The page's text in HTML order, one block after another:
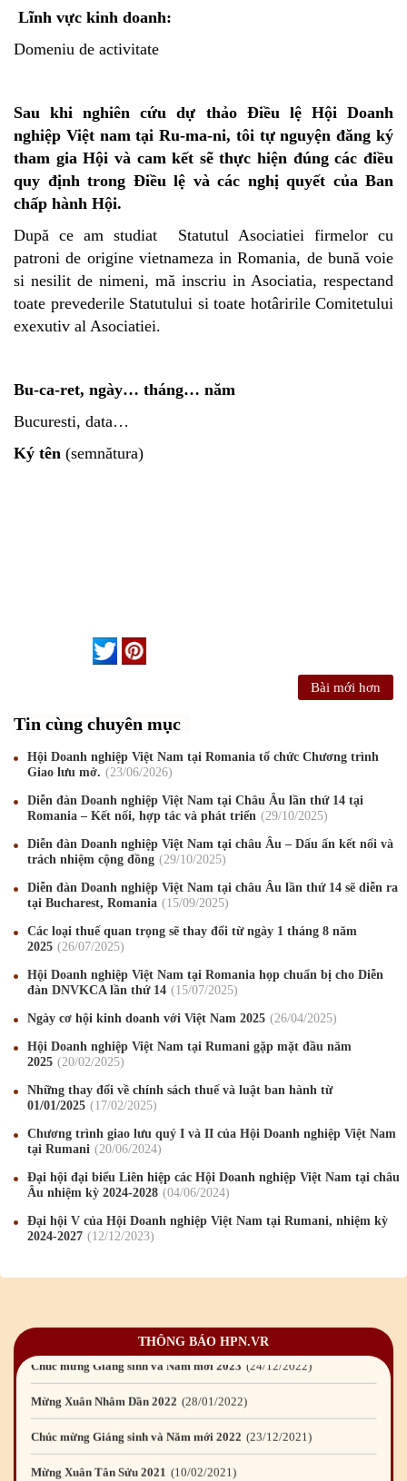
Lĩnh vực kinh doanh:
Domeniu de activitate
Sau khi nghiên cứu dự thảo Điều lệ Hội Doanh
nghiệp Việt nam tại Ru-ma-ni, tôi tựnguyện đăng ký
tham gia Hội và cam kết sẽ thực hiện đúng các điều
quy định trong Điều lệ và các nghị quyết của Ban
chấp hành Hội.
După ce am studiat Statutul Asociatiei firmelor cu
patroni de origine vietnameza in Romania, de bună voie
si nesilit de nimeni, mă inscriu in Asociatia, respectand
toate prevederile Statutului si toate hotâririle Comitetului
exexutiv al Asociatiei.
Bu-ca-ret, ngày… tháng… năm
Bucuresti, data…
Ký tên (semnătura)
Bài mới hơn
Tin cùng chuyên mục
Hội Doanh nghiệp Việt Nam tại Romania tổ chức Chương trình
Giao lưu mở.
23/06/2026
Diễn đàn Doanh nghiệp Việt Nam tại Châu Âu lần thứ 14 tại
Romania – Kết nối, hợp tác và phát triển
29/10/2025
Diễn đàn Doanh nghiệp Việt Nam tại châu Âu – Dấu ấn kết nối và
trách nhiệm cộng đồng
29/10/2025
Diễn đàn Doanh nghiệp Việt Nam tại châu Âu lần thứ 14 sẽ diễn ra
tại Bucharest, Romania
15/09/2025
Các loại thuế quan trọng sẽ thay đổi từ ngày 1 tháng 8 năm
2025
26/07/2025
Hội Doanh nghiệp Việt Nam tại Romania họp chuẩn bị cho Diễn
đàn DNVKCA lần thứ 14
15/07/2025
Ngày cơ hội kinh doanh với Việt Nam 2025 26/04/2025
Hội Doanh nghiệp Việt Nam tại Rumani gặp mặt đầu năm
2025
20/02/2025
Những thay đổi về chính sách thuế và luật ban hành từ
01/01/2025
17/02/2025
Chương trình giao lưu quý I và II của Hội Doanh nghiệp Việt Nam
tại Rumani
20/06/2024
Đại hội đại biểu Liên hiệp các Hội Doanh nghiệp Việt Nam tại châu
Âu nhiệm kỳ 2024-2028
04/06/2024
Đại hội V của Hội Doanh nghiệp Việt Nam tại Rumani, nhiệm kỳ
2024-2027
12/12/2023
THÔNG BÁO HPN.VR
Mừng Xuân Canh Tý 2020 22/01/2020
Chúc mừng Giáng sinh và Năm mới 2020 /12
Mừng Xuân Kỷ Hợi 2019
Chúc mừng Giáng sinh và Năm mới 2019 22
Mừng Xuân Bính Ngọ 2026 15/02/2026
Chúc mừng Giáng sinh và Năm mới 2026 24 /12 /2025
Mừng Xuân Giáp Thìn 2024
Chúc mừng Giáng sinh và Năm mới 2024 21/12/2023
Chúc mừng Giáng sinh và Năm mới 2023 24/12
Mừng Xuân Nhâm Dần 2022 28/01/2022
Chúc mừng Giáng sinh và Năm mới 2022 23/12/2021
Mừng Xuân Tân Sửu 2021 10/02/2021